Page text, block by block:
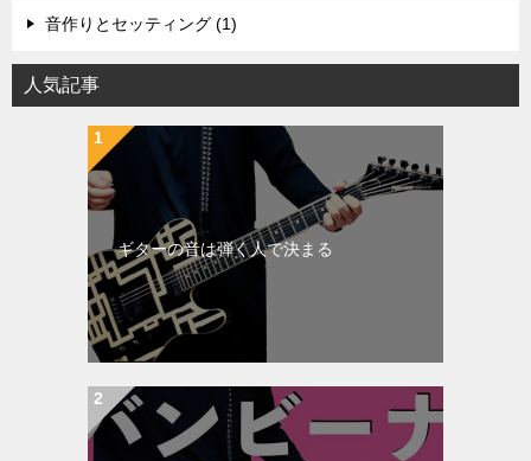
音作りとセッティング (1)
人気記事
ギターの音は弾く人で決まる